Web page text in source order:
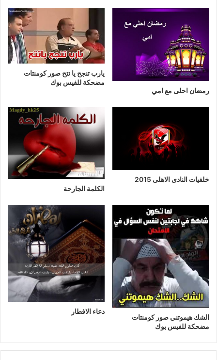
رمضان احلى مع امي
يارب تنجح يا تتح صور كومنتات
مضحكة للفيس بوك
خلفيات النادى الاهلى 2015
الكلمة الجارحة
الشك هيموتني صور كومنتات
مضحكة للفيس بوك
دعاء الافطار